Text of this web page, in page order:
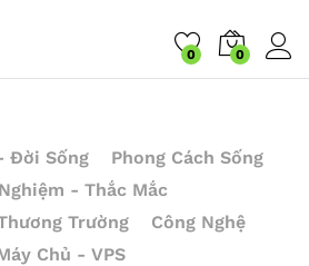
0 0
Đời Sống
Phong Cách Sống
- Thắc Mắc
Trường
Công Nghệ
Chủ - VPS